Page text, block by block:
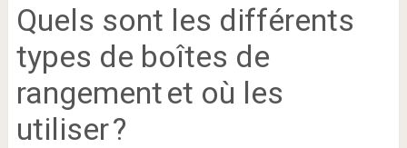
Quels sont les différents
types de boîtes de
rangement et où les
utiliser ?